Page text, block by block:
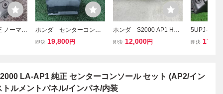
ノーマル
ルボッ
ホンダ センターコンソ
ール S2000 ABA-AP2
即決 19,800円
ホンダ S2000 AP1 HON
DA S2000 シフトノブ
即決 12,000円
5UPJ-
(AP2)コン
即決
LA-AP1 純正 センターコンソール セット (AP2/イン
トルメントパネル/インパネ/内装